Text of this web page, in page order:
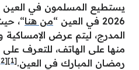
يستطيع المسلمون في
2026 في العين “
من هنا“،
المدرج، ليتم عرض
منها على الهاتف، للتعرف
رمضان المبارك في العين.[1]
[2]